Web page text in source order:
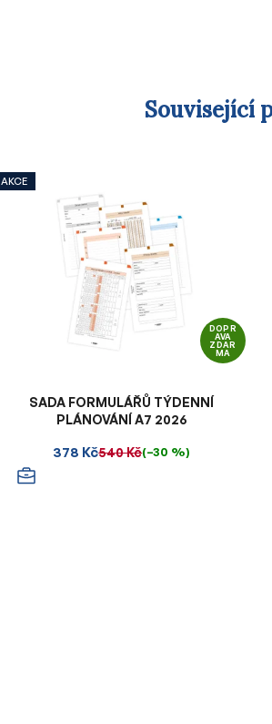
Související
AKCE
DOPR
AVA
ZDAR
MA
SADA FORMULÁŘŮ TÝDENNÍ
PLÁNOVÁNÍ A7 2026
378 Kč540 Kč(–30 %)